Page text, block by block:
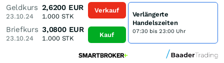
Geldkurs
23.10.24
2,6200 EUR
1.000STK
Briefkurs
23.10.24
3,0800 EUR
1.000STK
Verkauf
Kauf
Verlängerte
Handelszeiten
07:30 bis 23:00 Uhr